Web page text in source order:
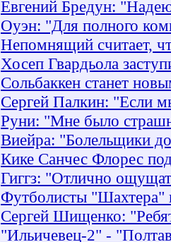
Евгений Бредун:
Оуэн: "Для полного
Непомнящий считает,
Хосеп Гвардьола
Сольбаккен станет
Сергей Палкин: "Если
Руни: "Мне было
Виейра: "Болельщики
Кике Санчес Флорес
Гиггз: "Отлично
Футболисты "Шахтера"
Сергей Шищенко:
"Ильичевец-2" -